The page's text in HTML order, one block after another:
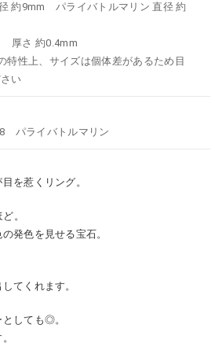
約9mm パライバトルマリン 直径 約
厚さ 約0.4mm
特性上、サイズは個体差があるため目
い
パライバトルマリン
を惹くリング。
。
発色を見せる宝石。
てくれます。
しても◎。